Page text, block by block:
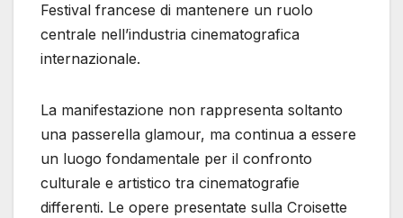
Festival francese di mantenere un ruolo
centrale nell’industria cinematografica
internazionale.
La manifestazione non rappresenta soltanto
una passerella glamour, ma continua a essere
un luogo fondamentale per il confronto
culturale e artistico tra cinematografie
differenti. Le opere presentate sulla Croisette